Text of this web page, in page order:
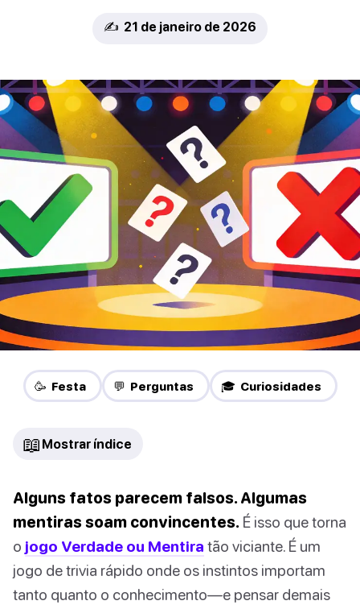
✍️ 21 de janeiro de 2026
🥳 Festa 💬 Perguntas 🎓 Curiosidades
📖 Mostrar índice
Alguns fatos parecem falsos. Algumas
mentiras soam convincentes. É isso que torna
o jogo Verdade ou Mentira tão viciante. É um
jogo de trivia rápido onde os instintos importam
tanto quanto o conhecimento—e pensar demais